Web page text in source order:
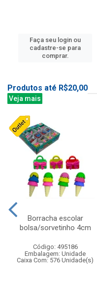
Faça seu login ou
cadastre-se para
comprar.
Produtos até R$20,00
Veja mais
Borracha escolar
bolsa/sorvetinho 4cm
Código: 495186
Embalagem: Unidade
Caixa Com: 576 Unidade(s)